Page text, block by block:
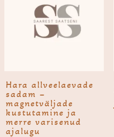
Hara allvee­laevade
sadam –
magnetväljade
kustutamine ja
merre varisenud
ajalugu